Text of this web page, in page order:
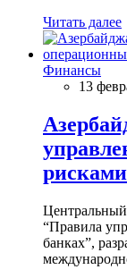
Читать далее
Финансы
13
“Правила
банках”,